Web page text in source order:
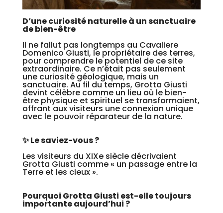
D’une curiosité naturelle à un sanctuaire
de bien-être
Il ne fallut pas longtemps au Cavaliere
Domenico Giusti, le propriétaire des terres,
pour comprendre le potentiel de ce site
extraordinaire. Ce n’était pas seulement
une curiosité géologique, mais un
sanctuaire. Au fil du temps, Grotta Giusti
devint célèbre comme un lieu où le bien-
être physique et spirituel se transformaient,
offrant aux visiteurs une connexion unique
avec le pouvoir réparateur de la nature.
✨ Le saviez-vous ?
Les visiteurs du XIXe siècle décrivaient
Grotta Giusti comme « un passage entre la
Terre et les cieux ».
Pourquoi Grotta Giusti est-elle toujours
importante aujourd’hui ?